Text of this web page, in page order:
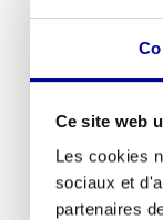
Ce site web
Les cookies
sociaux et
partenaires